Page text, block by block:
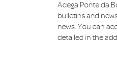
Adega Ponte da
bulletins and
news. You can
detailed in the